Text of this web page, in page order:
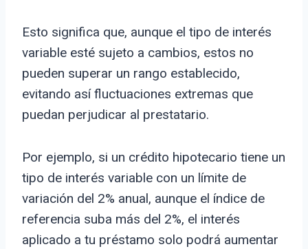
Esto significa que, aunque el tipo de interés
variable esté sujeto a cambios, estos no
pueden superar un rango establecido,
evitando así fluctuaciones extremas que
puedan perjudicar al prestatario.
Por ejemplo, si un crédito hipotecario tiene un
tipo de interés variable con un límite de
variación del 2% anual, aunque el índice de
referencia suba más del 2%, el interés
aplicado a tu préstamo solo podrá aumentar